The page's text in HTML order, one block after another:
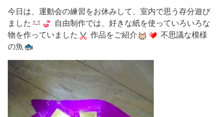
今日は、運動会の練習をお休みして、室内で思う存分遊び
ました
自由制作では、好きな紙を使っていろいろな
物を作っていました
作品をご紹介
不思議な模様
の魚